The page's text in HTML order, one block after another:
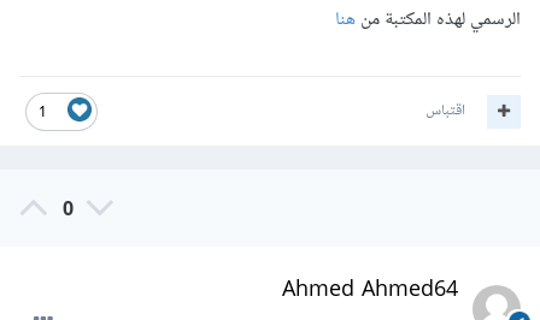
الرسمي لهذه المكتبة منهنا
1 اقتباس
0
Ahmed Ahmed64